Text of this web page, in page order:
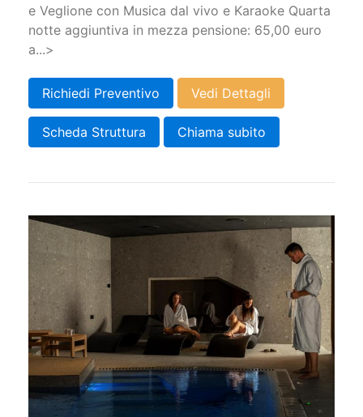
e Veglione con Musica dal vivo e Karaoke Quarta
notte aggiuntiva in mezza pensione: 65,00 euro
a...>
Richiedi Preventivo Vedi Dettagli
Scheda Struttura Chiama subito